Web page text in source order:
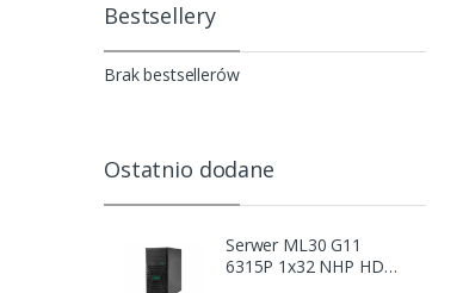
Bestsellery
Brak bestsellerów
Ostatnio dodane
Serwer ML30 G11
6315P 1x32 NHP HDD